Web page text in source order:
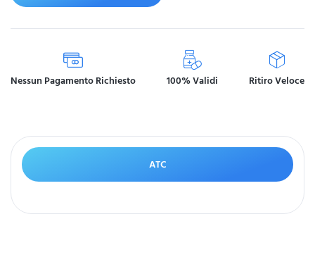
Nessun Pagamento Richiesto 100% Validi Ritiro Veloce
ATC